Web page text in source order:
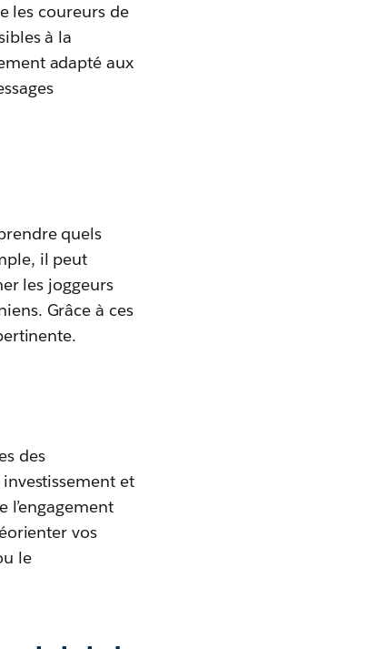
les coureurs de
à la
adapté aux
quels
il peut
les joggeurs
Grâce à ces
des
et
l’engagement
vos
le